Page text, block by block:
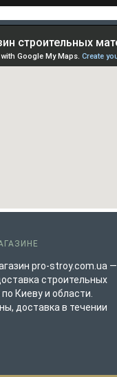
pro-stroy.com.ua —
строительных
Киеву и области.
доставка в течении